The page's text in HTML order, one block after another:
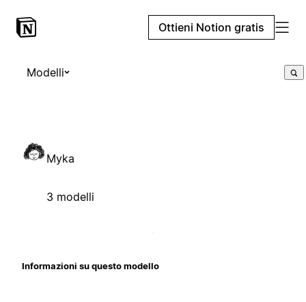
Ottieni Notion gratis
Modelli
Myka
3 modelli
Informazioni su questo modello